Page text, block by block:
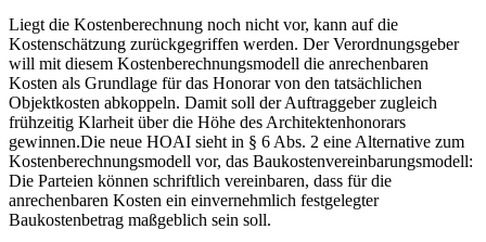
Liegt die Kostenberechnung noch nicht vor, kann auf die
Kostenschätzung zurück­gegriffen werden. Der Verordnungsgeber
will mit diesem Kostenberechnungsmodell die anrechenbaren
Kosten als Grundlage für das Honorar von den tatsächlichen
Objektkosten abkoppeln. Damit soll der Auftraggeber zugleich
frühzeitig Klarheit über die Höhe des Architektenhonorars
gewinnen.Die neue HOAI sieht in § 6 Abs. 2 eine Alternative zum
Kostenberechnungsmodell vor, das Baukostenvereinbarungsmodell:
Die Parteien können schriftlich vereinbaren, dass für die
anrechenbaren Kosten ein einvernehmlich festgelegter
Baukostenbetrag maßgeblich sein soll.